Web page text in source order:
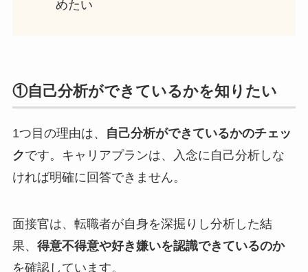
めたい
①自己分析ができているかを知りたい
1つ目の理由は、
自己分析ができているかのチェッ
クです。キャリアプランは、入念に自己分析しな
ければ明確に回答できません。
面接官は、転職者が自身を深掘りし分析した結
果、 得意不得意や好き嫌いを認識できているのか
を確認しています。